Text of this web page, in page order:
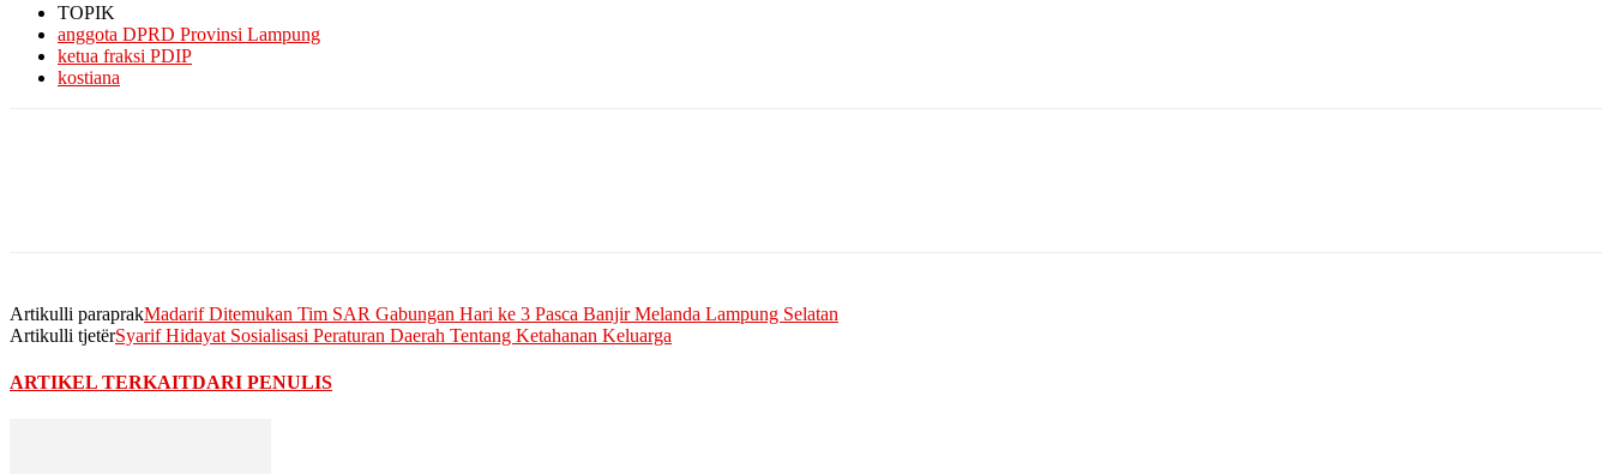
TOPIK
anggota DPRD Provinsi Lampung
ketua fraksi PDIP
kostiana
Artikulli paraprakMadarif Ditemukan Tim SAR Gabungan Hari ke 3 Pasca Banjir Melanda Lampung Selatan
Artikulli tjetërSyarif Hidayat Sosialisasi Peraturan Daerah Tentang Ketahanan Keluarga
ARTIKEL TERKAITDARI PENULIS